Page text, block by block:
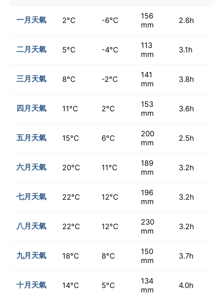
一月天氣 2°C -6°C
156
mm
2.6h
二月天氣 5°C -4°C
113
mm
3.1h
三月天氣 8°C -2°C
141
mm
3.8h
四月天氣 11°C 2°C
153
mm
3.6h
五月天氣 15°C 6°C
200
mm
2.5h
六月天氣 20°C 11°C
189
mm
3.2h
七月天氣 22°C 12°C
196
mm
3.2h
八月天氣 22°C 12°C
230
mm
3.2h
九月天氣 18°C 8°C
150
mm
3.7h
十月天氣 14°C 5°C
134
mm
4.0h